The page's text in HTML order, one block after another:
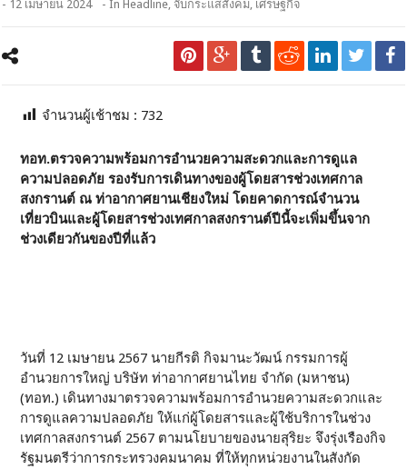
- 12 เมษายน 2024 - InHeadline, จับกระแสสังคม, เศรษฐกิจ
จำนวนผู้เช้าชม : 732
ทอท.ตรวจความพร้อมการอำนวยความสะดวกและการดูแล
ความปลอดภัย รองรับการเดินทางของผู้โดยสารช่วงเทศกาล
สงกรานต์ ณ ท่าอากาศยานเชียงใหม่ โดยคาดการณ์จำนวน
เที่ยวบินและผู้โดยสารช่วงเทศกาลสงกรานต์ปีนี้จะเพิ่มขึ้นจาก
ช่วงเดียวกันของปีที่แล้ว
วันที่ 12 เมษายน 2567 นายกีรติ กิจมานะวัฒน์ กรรมการผู้
อำนวยการใหญ่ บริษัท ท่าอากาศยานไทย จำกัด (มหาชน)
(ทอท.) เดินทางมาตรวจความพร้อมการอำนวยความสะดวกและ
การดูแลความปลอดภัย ให้แก่ผู้โดยสารและผู้ใช้บริการในช่วง
เทศกาลสงกรานต์ 2567 ตามนโยบายของนายสุริยะ จึงรุ่งเรืองกิจ
รัฐมนตรีว่าการกระทรวงคมนาคม ที่ให้ทุกหน่วยงานในสังกัด